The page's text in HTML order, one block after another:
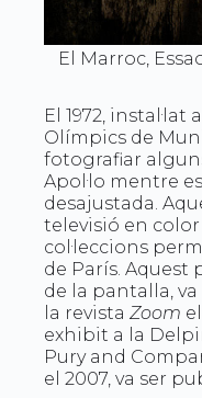
El Marroc,
El 1972,
Olímpics de
fotografiar
Apol·lo mentre
desajustada.
televisió en
col·leccions
de París. Aquest
de la pantalla, va
la revista Zoom
exhibit a la
Pury and
el 2007, va ser